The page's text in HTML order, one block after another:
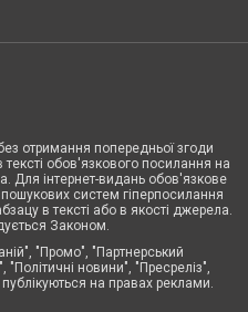
отримання попередньої згоди
обов'язкового посилання на
Для інтернет-видань обов'язкове
систем гіперпосилання
в тексті або в якості джерела.
Законом.
"Промо", "Партнерський
"Політичні новини", "Пресреліз",
на правах реклами.